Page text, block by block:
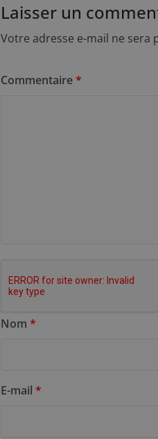
Laisser un
Votre adresse e-mail ne sera
Commentaire*
Nom *
E-mail *